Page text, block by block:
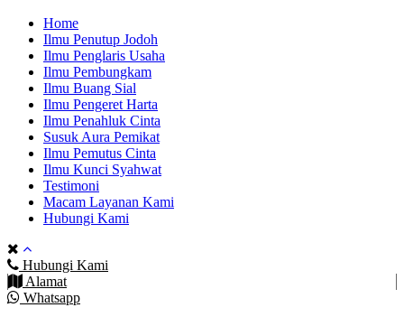
Home
Ilmu Penutup Jodoh
Ilmu Penglaris Usaha
Ilmu Pembungkam
Ilmu Buang Sial
Ilmu Pengeret Harta
Ilmu Penahluk Cinta
Susuk Aura Pemikat
Ilmu Pemutus Cinta
Ilmu Kunci Syahwat
Testimoni
Macam Layanan Kami
Hubungi Kami
Hubungi Kami
Alamat
Whatsapp